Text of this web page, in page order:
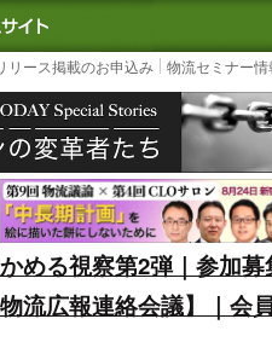
内最大の物流ニュースサイト
3PL, SCM
リース掲載のお申込み 物流セミナー
める視察第2弾｜参加募
流広報連絡会議】｜会